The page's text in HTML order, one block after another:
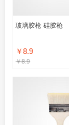
玻璃胶枪 硅胶枪
￥8.9
￥8.9